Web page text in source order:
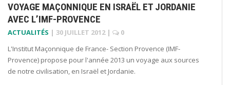
VOYAGE MAÇONNIQUE EN ISRAËL ET JORDANIE
AVEC L’IMF-PROVENCE
ACTUALITÉS | 30 JUILLET 2012 |
0
L'Institut Maçonnique de France- Section Provence (IMF-
Provence) propose pour l'année 2013 un voyage aux sources
de notre civilisation, en Israël et Jordanie.